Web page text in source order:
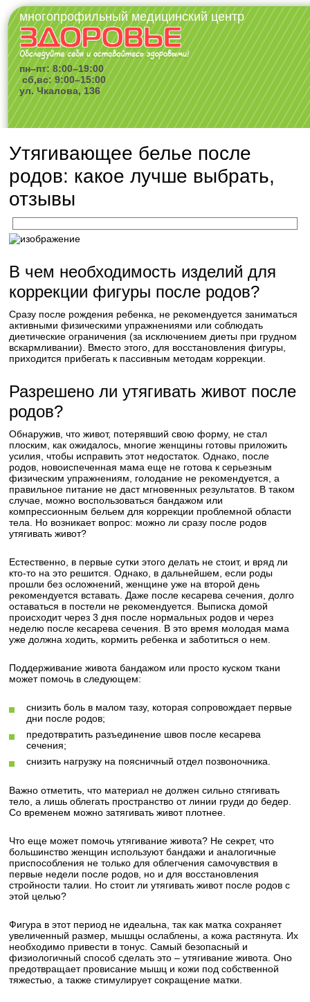
многопрофильный медицинский центр
пн–пт: 8:00–19:00
сб,вс: 9:00–15:00
ул. Чкалова, 136
Утягивающее белье после
родов: какое лучше выбрать,
отзывы
В чем необходимость изделий для
коррекции фигуры после родов?
Сразу после рождения ребенка, не рекомендуется заниматься
активными физическими упражнениями или соблюдать
диетические ограничения (за исключением диеты при грудном
вскармливании). Вместо этого, для восстановления фигуры,
приходится прибегать к пассивным методам коррекции.
Разрешено ли утягивать живот после
родов?
Обнаружив, что живот, потерявший свою форму, не стал
плоским, как ожидалось, многие женщины готовы приложить
усилия, чтобы исправить этот недостаток. Однако, после
родов, новоиспеченная мама еще не готова к серьезным
физическим упражнениям, голодание не рекомендуется, а
правильное питание не даст мгновенных результатов. В таком
случае, можно воспользоваться бандажом или
компрессионным бельем для коррекции проблемной области
тела. Но возникает вопрос: можно ли сразу после родов
утягивать живот?
Естественно, в первые сутки этого делать не стоит, и вряд ли
кто-то на это решится. Однако, в дальнейшем, если роды
прошли без осложнений, женщине уже на второй день
рекомендуется вставать. Даже после кесарева сечения, долго
оставаться в постели не рекомендуется. Выписка домой
происходит через 3 дня после нормальных родов и через
неделю после кесарева сечения. В это время молодая мама
уже должна ходить, кормить ребенка и заботиться о нем.
Поддерживание живота бандажом или просто куском ткани
может помочь в следующем:
снизить боль в малом тазу, которая сопровождает первые
дни после родов;
предотвратить разъединение швов после кесарева
сечения;
снизить нагрузку на поясничный отдел позвоночника.
Важно отметить, что материал не должен сильно стягивать
тело, а лишь облегать пространство от линии груди до бедер.
Со временем можно затягивать живот плотнее.
Что еще может помочь утягивание живота? Не секрет, что
большинство женщин используют бандажи и аналогичные
приспособления не только для облегчения самочувствия в
первые недели после родов, но и для восстановления
стройности талии. Но стоит ли утягивать живот после родов с
этой целью?
Фигура в этот период не идеальна, так как матка сохраняет
увеличенный размер, мышцы ослаблены, а кожа растянута. Их
необходимо привести в тонус. Самый безопасный и
физиологичный способ сделать это – утягивание живота. Оно
предотвращает провисание мышц и кожи под собственной
тяжестью, а также стимулирует сокращение матки.